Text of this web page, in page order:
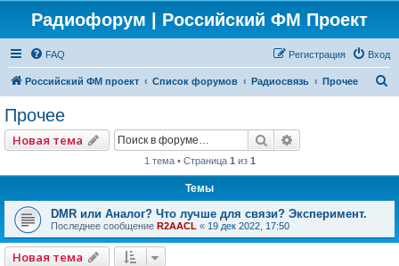
Радиофорум | Российский ФМ Проект
FAQ Вход
Регистрация
Российский ФМ проект Список форумов Радиосвязь Прочее
Прочее
Новая тема Поиск
1 тема • Страница 1 из 1
Темы
DMR или Аналог? Что лучше для связи? Эксперимент.
Последнее сообщение R2AACL « 19 дек 2022, 17:50
Новая тема